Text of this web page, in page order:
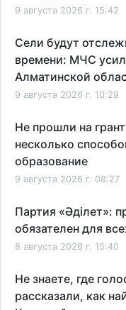
9 августа 2026 г. 15:42
Сели будут
времени: МЧС
Алматинской
9 августа 2026 г. 10:29
Не прошли на
несколько
образование
9 августа 2026 г. 08:27
Партия «Әділет»:
обязателен для
8 августа 2026 г. 15:40
Не знаете, где
рассказали, как